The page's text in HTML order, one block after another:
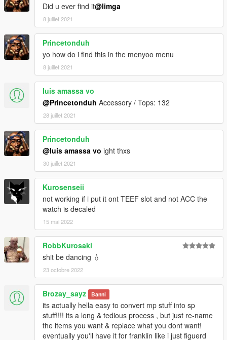
Did u ever find it@limga
8 juillet 2021
Princetonduh
yo how do i find this in the menyoo menu
8 juillet 2021
luis amassa vo
@Princetonduh Accessory / Tops: 132
28 juillet 2021
Princetonduh
@luis amassa vo ight thxs
30 juillet 2021
Kurosenseii
not working if i put it ont TEEF slot and not ACC the
watch is decaled
15 mai 2022
RobbKurosaki
shit be dancing 💧
23 octobre 2022
Brozay_sayz Banni
its actually hella easy to convert mp stuff into sp
stuff!!!! its a long & tedious process , but just re-name
the items you want & replace what you dont want!
eventually you'll have it for franklin like i just figuerd